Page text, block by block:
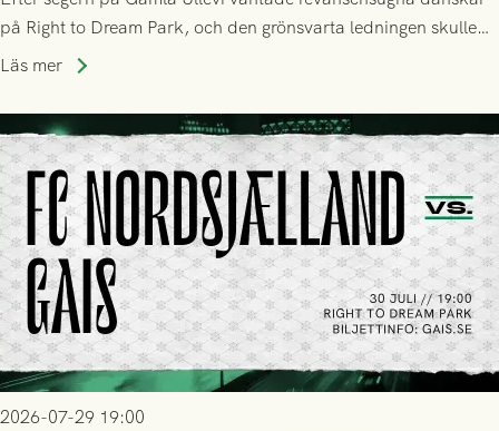
på Right to Dream Park, och den grönsvarta ledningen skulle
upphöra efter mindre än kvarten spelad. På lika mark visade
tennissiffror och det grönsvarta europaäventyret tog slut.
Läs mer
2026-07-29 19:00